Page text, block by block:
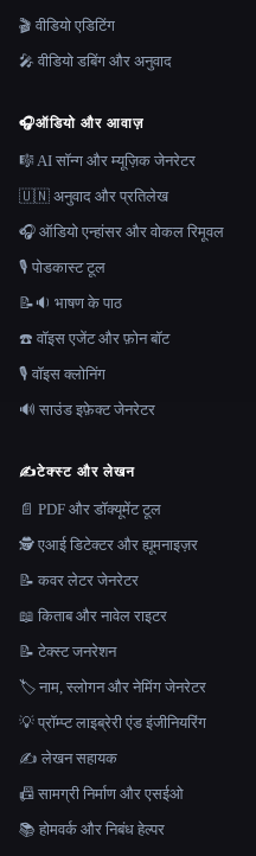
🎬 वीडियो एडिटिंग
🎤 वीडियो डबिंग और अनुवाद
🎧ऑडियो और आवाज़
🎼 AI सॉन्ग और म्यूज़िक जेनरेटर
🇺🇳 अनुवाद और प्रतिलेख
🎧 ऑडियो एन्हांसर और वोकल रिमूवल
🎙️ पोडकास्ट टूल
📝🔉 भाषण के पाठ
☎️ वॉइस एजेंट और फ़ोन बॉट
🎙️ वॉइस क्लोनिंग
🔊 साउंड इफ़ेक्ट जेनरेटर
✍️टेक्स्ट और लेखन
📄 PDF और डॉक्यूमेंट टूल
🕵️ एआई डिटेक्टर और ह्यूमनाइज़र
📝 कवर लेटर जेनरेटर
📖 किताब और नावेल राइटर
📝 टेक्स्ट जनरेशन
🏷️ नाम, स्लोगन और नेमिंग जेनरेटर
💡 प्रॉम्प्ट लाइब्रेरी एंड इंजीनियरिंग
✍️ लेखन सहायक
📠 सामग्री निर्माण और एसईओ
📚 होमवर्क और निबंध हेल्पर